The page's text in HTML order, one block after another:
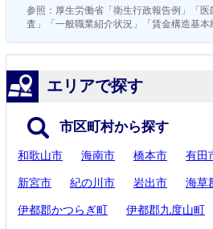
参照：厚生労働省「衛生行政報告例」「
査」「一般職業紹介状況」「賃金構造基本
エリアで探す
市区町村から探す
和歌山市 海南市 橋本市 有田
新宮市 紀の川市 岩出市 海草
伊都郡かつらぎ町 伊都郡九度山町